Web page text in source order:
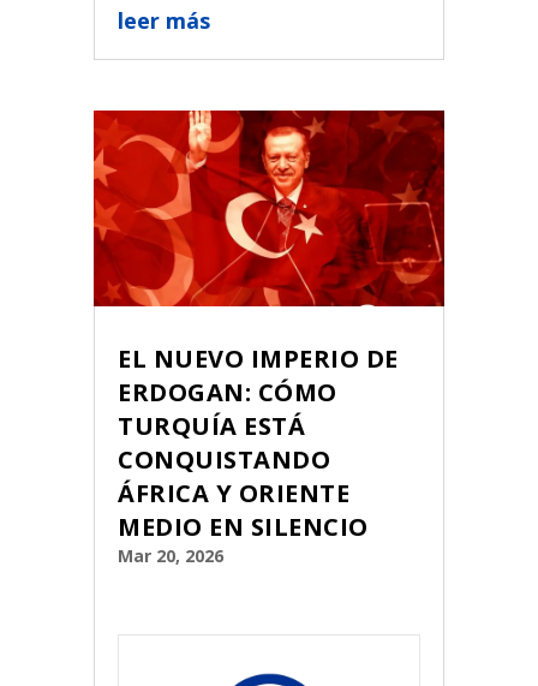
leer más
EL NUEVO IMPERIO DE
ERDOGAN: CÓMO
TURQUÍA ESTÁ
CONQUISTANDO
ÁFRICA Y ORIENTE
MEDIO EN SILENCIO
Mar 20, 2026